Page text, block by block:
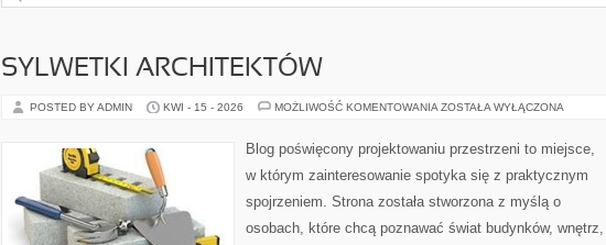
SYLWETKI ARCHITEKTÓW
POSTED BY ADMIN KWI - 15 - 2026 MOŻLIWOŚĆ KOMENTOWANIA SYLWETKI
ZOSTAŁA WYŁĄCZONA
Blog poświęcony projektowaniu przestrzeni to miejsce,
w którym zainteresowanie spotyka się z praktycznym
spojrzeniem. Strona została stworzona z myślą o
osobach, które chcą poznawać świat budynków, wnętrz,